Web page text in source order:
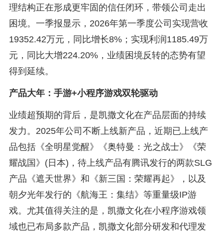
理结构正在形成更牢固的信任闭环，带领公司走出
困境。一季报显示，2026年第一季度公司实现营收
19352.42万元，同比增长8%；实现利润1185.49万
元，同比大增224.20%，业绩困境反转的态势有望
得到延续。
产品大年：手游+小程序游戏双轮驱动
业绩超预期的背后，是凯撒文化在产品层面的持续
发力。2025年公司不断上线新产品，近期已上线产
品包括《全明星觉醒》《奥特曼：光之战士》《荣
耀战国》(日本)，待上线产品有腾讯发行的两款SLG
产品《遮天世界》和《新三国：荣耀再起》，以及
朝夕光年发行的《航海王：集结》等重量级IP游
戏。尤其值得关注的是，凯撒文化在小程序游戏领
域也已布局多款产品，凯撒文化部分研发和代理发